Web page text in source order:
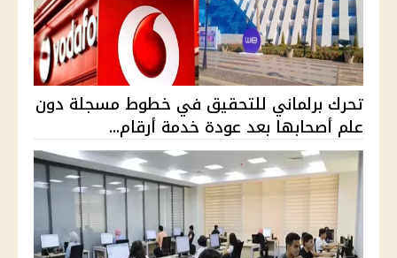
تحرك برلماني للتحقيق في خطوط مسجلة دون
علم أصحابها بعد عودة خدمة أرقام...